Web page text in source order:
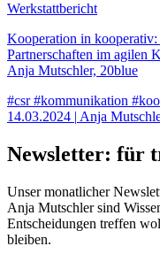
Werkstattbericht
Kooperation in
Partnerschaften im agilen
Anja Mutschler, 20blue
#csr #kommunikation
14.03.2024 | Anja
Newsletter: für
Unser monatlicher
Anja Mutschler sind
Entscheidungen treffen
bleiben.